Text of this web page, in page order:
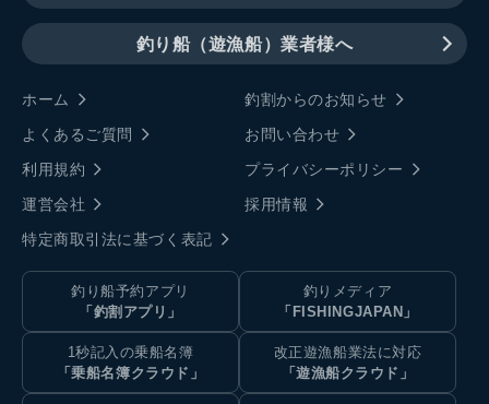
釣り船（遊漁船）業者様へ
ホーム
釣割からのお知らせ
よくあるご質問
お問い合わせ
利用規約
プライバシーポリシー
運営会社
採用情報
特定商取引法に基づく表記
釣り船予約アプリ
「釣割アプリ」
釣りメディア
「FISHINGJAPAN」
1秒記入の乗船名簿
「乗船名簿クラウド」
改正遊漁船業法に対応
「遊漁船クラウド」